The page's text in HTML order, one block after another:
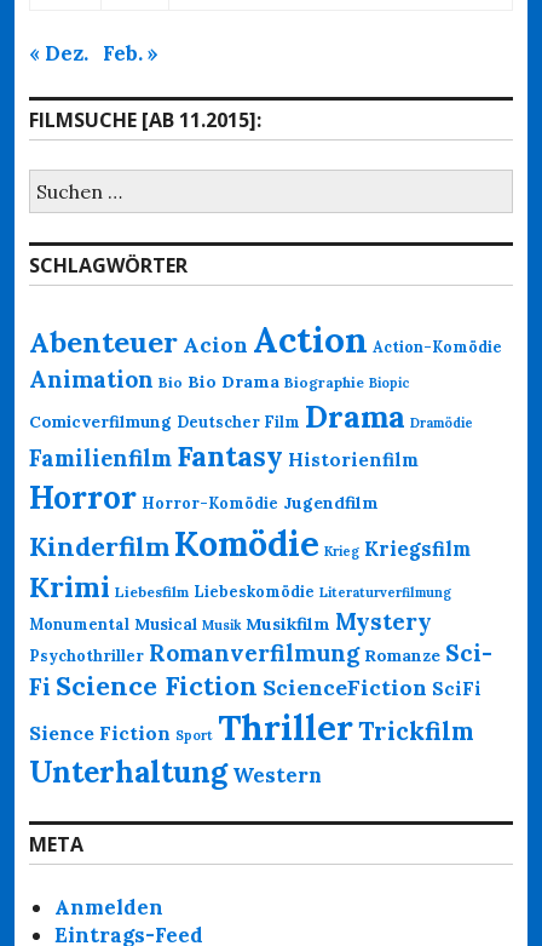
« Dez. Feb. »
FILMSUCHE [AB 11.2015]:
Suchen
nach:
SCHLAGWÖRTER
Abenteuer Acion Action Action-Komödie
Animation Bio Bio Drama Biographie Biopic
Comicverfilmung Deutscher Film Drama Dramödie
Familienfilm Fantasy Historienfilm
Horror Horror-Komödie Jugendfilm
KinderfilmKomödie Krieg Kriegsfilm
Krimi Liebesfilm Liebeskomödie Literaturverfilmung
Monumental Musical Musik Musikfilm Mystery
Psychothriller Romanverfilmung Romanze Sci-
Fi Science Fiction ScienceFiction SciFi
Sience Fiction Sport ThrillerTrickfilm
Unterhaltung Western
META
Anmelden
Eintrags-Feed